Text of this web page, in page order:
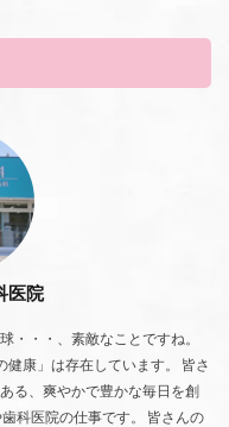
医院
・・・、素敵なことですね。
康」は存在しています。 皆さ
る、爽やかで豊かな毎日を創
科医院の仕事です。 皆さんの